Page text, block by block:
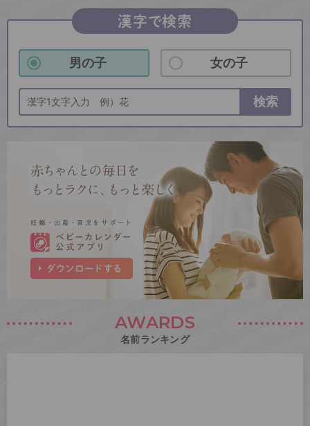
漢字で検索
男の子 女の子
検索
AWARDS
名前ランキング